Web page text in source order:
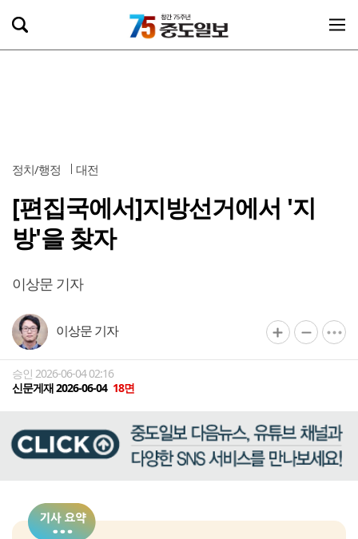
정치/행정 대전
[편집국에서]지방선거에서 '지
방'을 찾자
이상문 기자
이상문 기자
승인 2026-06-04 02:16
신문게재 2026-06-04 18면